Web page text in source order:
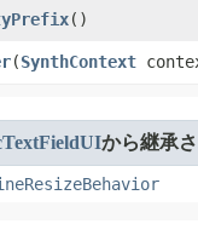
​()
​(SynthContext
から継承